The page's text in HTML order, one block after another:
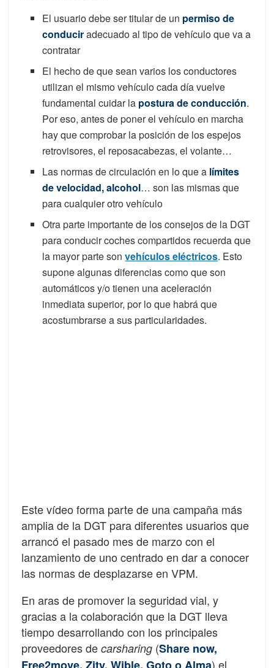
El usuario debe ser titular de un permiso de
conduciradecuado al tipo de vehículo que va a
contratar
El hecho de que sean varios los conductores
utilizan el mismo vehículo cada día vuelve
fundamental cuidar la postura de conducción.
Por eso, antes de poner el vehículo en marcha
hay que comprobar la posición de los espejos
retrovisores, el reposacabezas, el volante…
Las normas de circulación en lo que a límites
de velocidad, alcohol… son las mismas que
para cualquier otro vehículo
Otra parte importante de los consejos de la DGT
para conducir coches compartidos recuerda que
la mayor parte sonvehículos eléctricos. Esto
supone algunas diferencias como que son
automáticos y/o tienen una aceleración
inmediata superior, por lo que habrá que
acostumbrarse a sus particularidades.
Este vídeo forma parte de una campaña más
amplia de la DGT para diferentes usuarios que
arrancó el pasado mes de marzo con el
lanzamiento de uno centrado en dar a conocer
las normas de desplazarse en VPM.
En aras de promover la seguridad vial, y
gracias a la colaboración que la DGT lleva
tiempo desarrollando con los principales
proveedores de carsharing (Share now,
) el